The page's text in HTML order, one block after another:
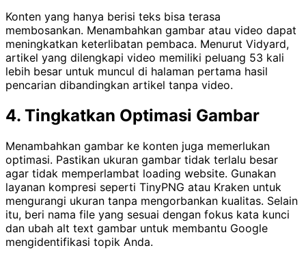
Konten yang hanya berisi teks bisa terasa
membosankan. Menambahkan gambar atau video dapat
meningkatkan keterlibatan pembaca. Menurut Vidyard,
artikel yang dilengkapi video memiliki peluang 53 kali
lebih besar untuk muncul di halaman pertama hasil
pencarian dibandingkan artikel tanpa video.
4. Tingkatkan Optimasi Gambar
Menambahkan gambar ke konten juga memerlukan
optimasi. Pastikan ukuran gambar tidak terlalu besar
agar tidak memperlambat loading website. Gunakan
layanan kompresi seperti TinyPNG atau Kraken untuk
mengurangi ukuran tanpa mengorbankan kualitas. Selain
itu, beri nama file yang sesuai dengan fokus kata kunci
dan ubah alt text gambar untuk membantu Google
mengidentifikasi topik Anda.